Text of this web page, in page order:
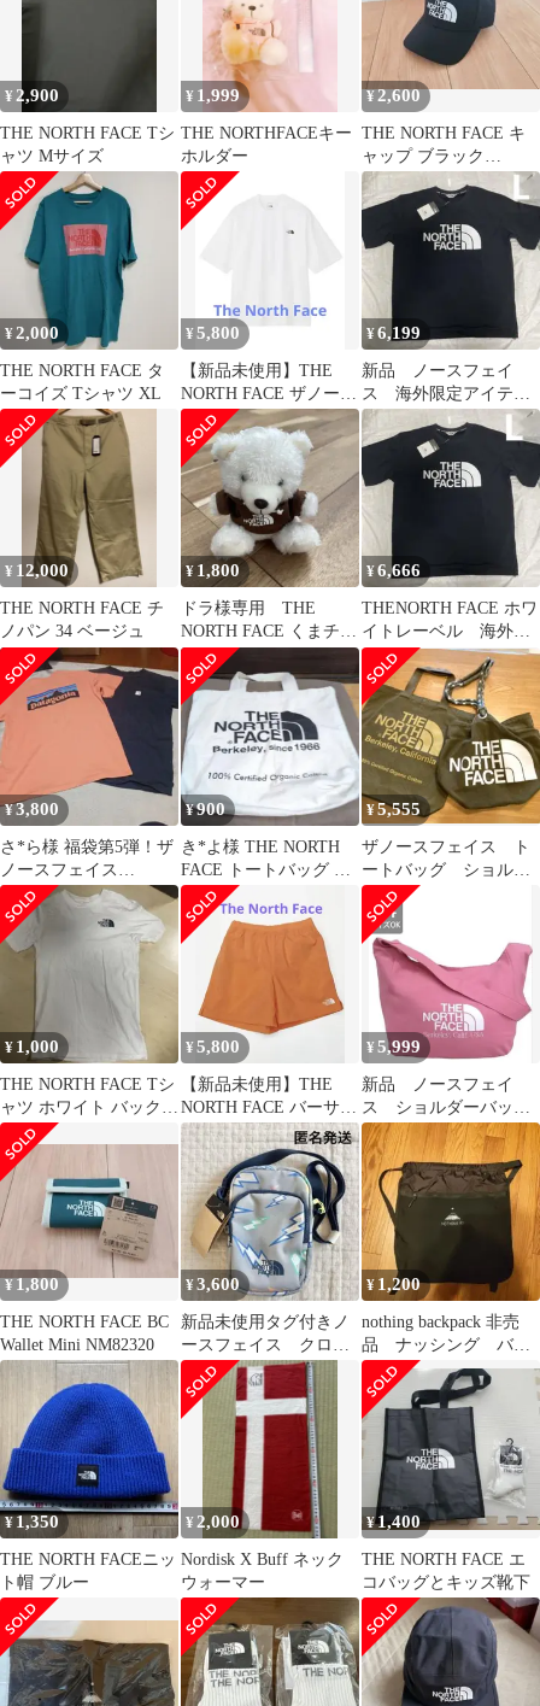
¥ 2,900
THE NORTH FACE Tシ
ャツ Mサイズ
¥ 1,999
THE NORTHFACEキー
ホルダー
¥2,600
THE NORTH FACE キ
ャップ ブラック
NN42242
¥2,000
THE NORTH FACE タ
ーコイズ Tシャツ XL
¥5,800
【新品未使用】THE
NORTH FACE ザノース
フェイス 半袖Tシャツ
L
¥6,199
新品 ノースフェイ
ス 海外限定アイテ
ム ホワイトレーベ
ル メンズ L
¥ 12,000
THE NORTH FACE チ
ノパン 34 ベージュ
¥ 1,800
ドラ様専用 THE
NORTH FACE くまチャ
ーム
¥6,666
THENORTH FACE ホワ
イトレーベル 海外限
定 半袖 Tシャツ L
¥3,800
さ*ら様 福袋第5弾！ザ
ノースフェイス
patagonia Tシャツセッ
トオレンジ
¥900
き*よ様 THE NORTH
FACE トートバッグ エ
コバッグ
¥5,555
ザノースフェイス ト
ートバッグ ショルダ
ーバッグ ２点セット
¥ 1,000
THE NORTH FACE Tシ
ャツ ホワイト バックプ
リント
¥5,800
【新品未使用】THE
NORTH FACE バーサタ
イルショーツ Lサイズ
¥ 5,999
新品 ノースフェイ
ス ショルダーバッグ
ピンク 韓国限定 ホ
ワイトレーベル
¥1,800
THE NORTH FACE BC
Wallet Mini NM82320
¥3,600
新品未使用タグ付きノ
ースフェイス クロス
バック キッズ グレ
ー ショルダー 韓国
¥ 1,200
nothing backpack 非売
品 ナッシング バッ
クパック 福袋
¥1,350
THE NORTH FACEニッ
ト帽 ブルー
¥ 2,000
Nordisk X Buff ネック
ウォーマー
¥1,400
THE NORTH FACE エ
コバッグとキッズ靴下